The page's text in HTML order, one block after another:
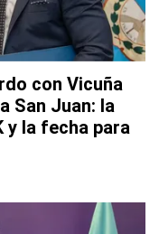
con Vicuña
San Juan: la
y la fecha para